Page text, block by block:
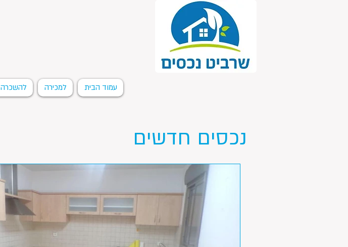
עמוד הבית למכירה להשכרה
נכסים חדשים